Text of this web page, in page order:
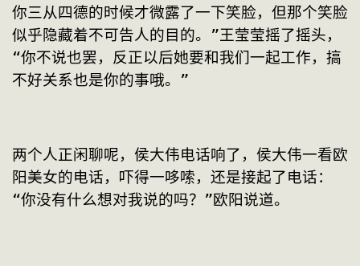
你三从四德的时候才微露了一下笑脸，但那个笑脸
似乎隐藏着不可告人的目的。”王莹莹摇了摇头，
“你不说也罢，反正以后她要和我们一起工作，搞
不好关系也是你的事哦。”
两个人正闲聊呢，侯大伟电话响了，侯大伟一看欧
阳美女的电话，吓得一哆嗦，还是接起了电话：
“你没有什么想对我说的吗？”欧阳说道。